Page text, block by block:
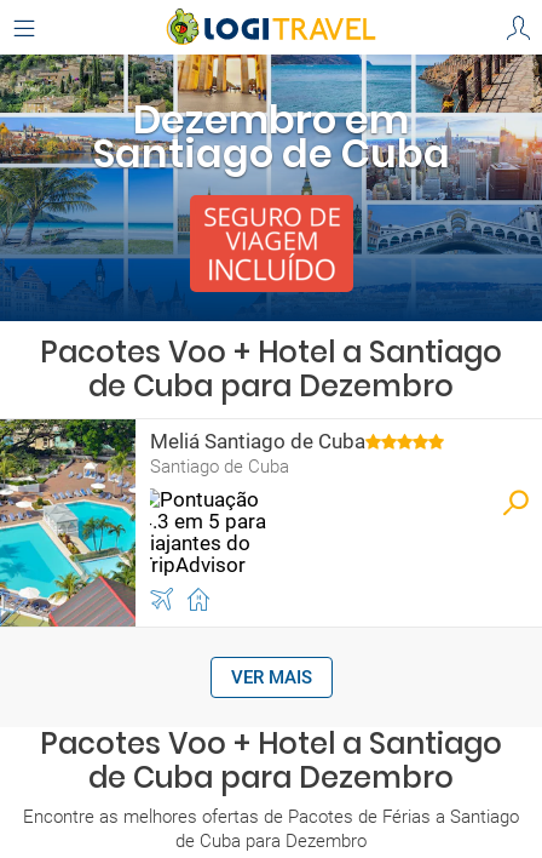
Dezembro em
Santiago de Cuba
Pacotes Voo + Hotel a Santiago
de Cuba para Dezembro
Meliá Santiago de Cuba
Santiago de Cuba
VER MAIS
Pacotes Voo + Hotel a Santiago
de Cuba para Dezembro
Encontre as melhores ofertas de Pacotes de Férias a Santiago
de Cuba para Dezembro